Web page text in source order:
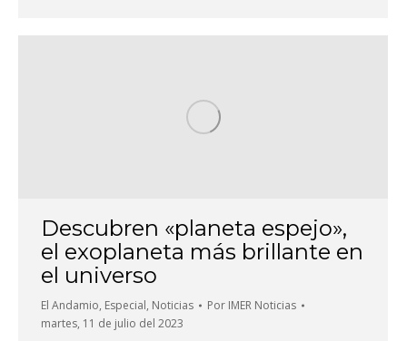
Descubren «planeta espejo»,
el exoplaneta más brillante en
el universo
El Andamio, Especial, Noticias Por IMER Noticias
martes, 11 de julio del 2023